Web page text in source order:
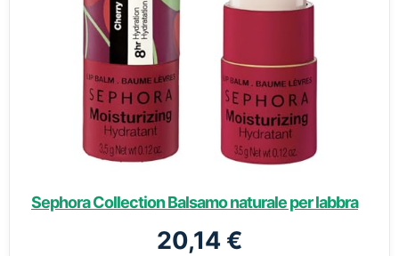
Sephora Collection Balsamo naturale per labbra
20,14 €